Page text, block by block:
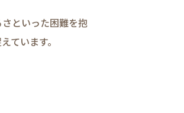
といった困難を抱
ています。